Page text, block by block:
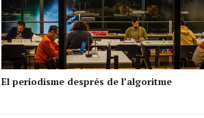
El periodisme després de l’algoritme